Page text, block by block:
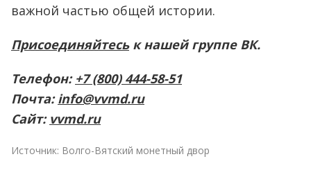
важной частью общей истории.
Присоединяйтеськ нашей группе ВК.
Телефон: +7 (800) 444-58-51
Почта:info@vvmd.ru
Сайт: vvmd.ru
Источник: Волго-Вятский монетный двор